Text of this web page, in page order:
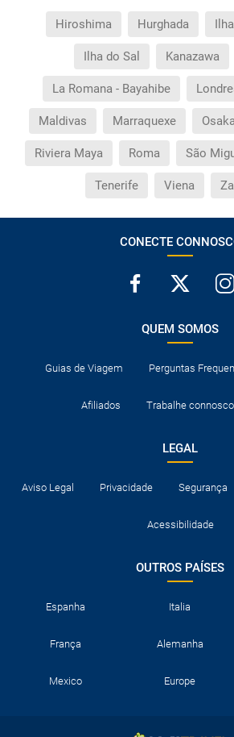
Que devo fazer se o transfer
aeroporto para o hotel, ou vice-
Necessito visto para poder ir a...?
Por que me aparece o preço de
que o preço dum adulto?
Quantas vezes devo imprimir o
Hiroshima Hurghada
Ilha do Sal Kanazawa
La Romana - Bayahibe
Maldivas Marraquexe Osaka
Riviera Maya Roma São
Tenerife Viena
CONECTE
QUEM SOMOS
Guias de Viagem Perguntas
Afiliados Trabalhe connosco
LEGAL
Aviso Legal Privacidade Segurança
Acessibilidade
OUTROS PAÍSES
Espanha Italia
França Alemanha
Mexico Europe